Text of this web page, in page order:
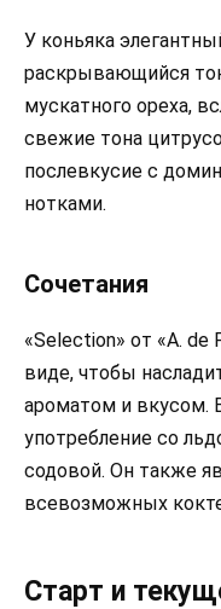
У коньяка
раскрывающийся
мускатного ореха,
свежие тона
послевкусие с
нотками.
Сочетания
«Selection» от «A. de
виде, чтобы
ароматом и вкусом.
употребление со
содовой. Он также
всевозможных
Старт и